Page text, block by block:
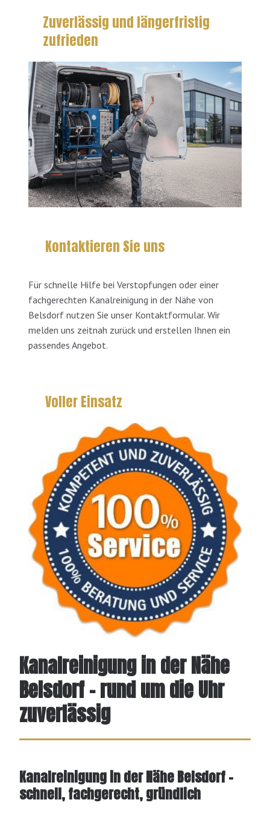
Kanalreinigung in der Nähe
Belsdorf – rund um die Uhr
zuverlässig
Kanalreinigung in der Nähe Belsdorf –
schnell, fachgerecht, gründlich
Zuverlässig und längerfristig
zufrieden
Kontaktieren Sie uns
Für schnelle Hilfe bei Verstopfungen oder einer
fachgerechten Kanalreinigung in der Nähe von
Belsdorf nutzen Sie unser Kontaktformular. Wir
melden uns zeitnah zurück und erstellen Ihnen ein
passendes Angebot.
Voller Einsatz